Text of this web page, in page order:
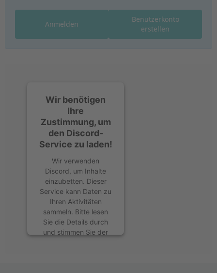
Benutzerkonto
erstellen
Anmelden
Wir benötigen
Ihre
Zustimmung, um
den Discord-
Service zu laden!
Wir verwenden
Discord, um Inhalte
einzubetten. Dieser
Service kann Daten zu
Ihren Aktivitäten
sammeln. Bitte lesen
Sie die Details durch
und stimmen Sie der